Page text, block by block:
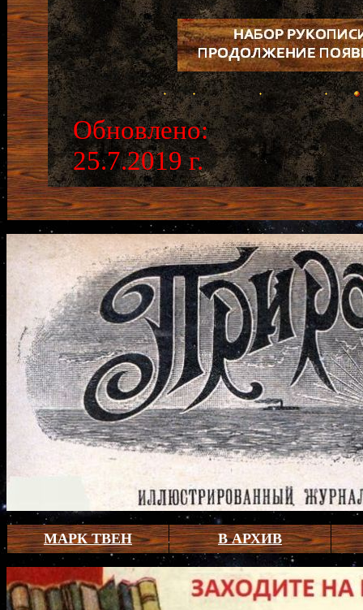
Обновлено:
25.7.2019 г.
МАРК ТВЕН В АРХИВ